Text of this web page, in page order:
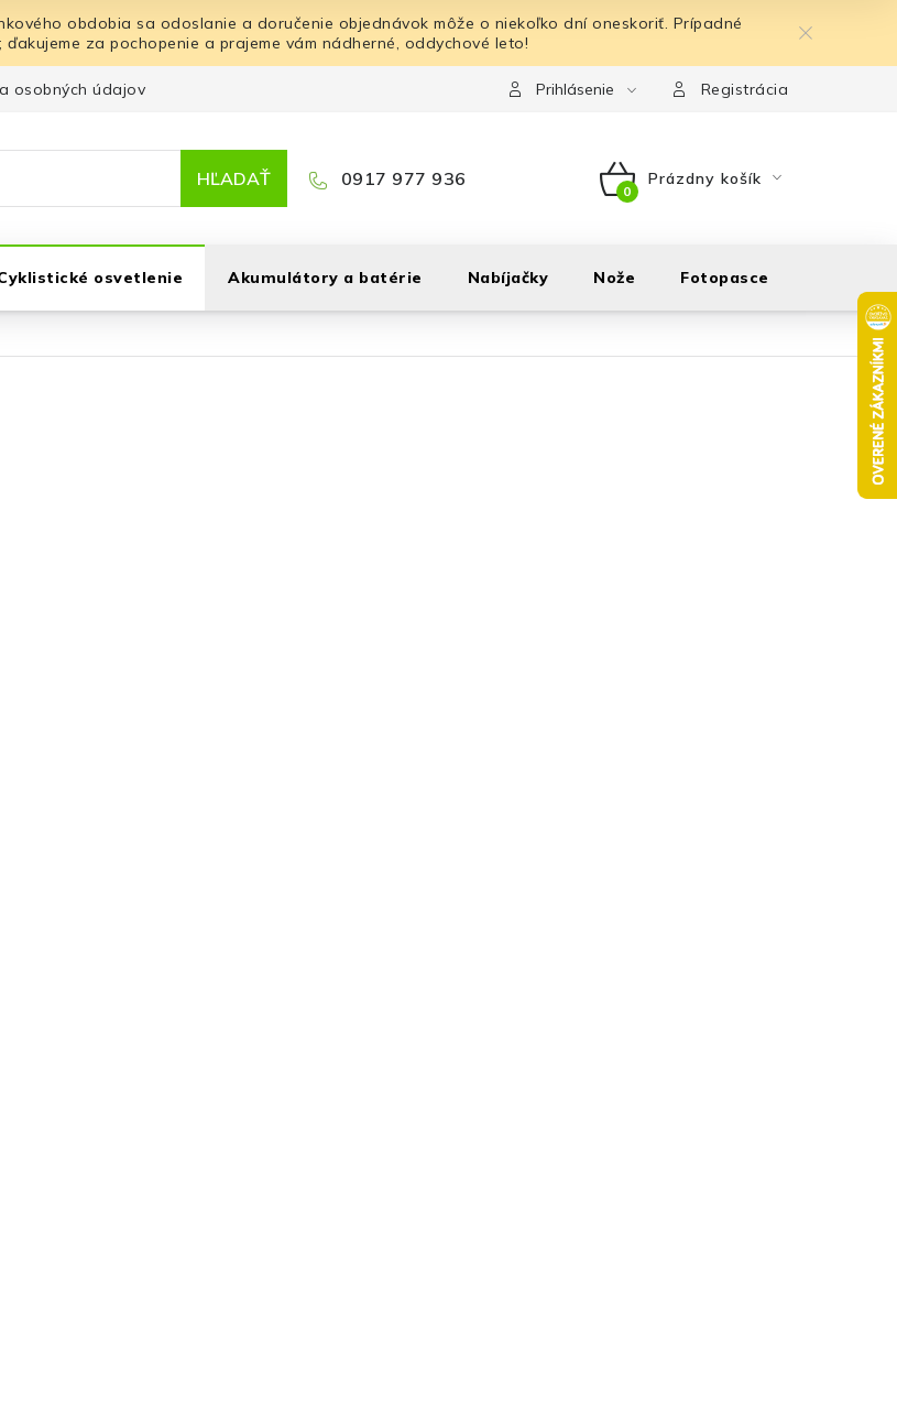
obdobia sa odoslanie a doručenie objednávok môže o niekoľko dní oneskoriť. Prípadné
za pochopenie a prajeme vám nádherné, oddychové leto!
osobných údajov Prihlásenie Registrácia
HĽADAŤ 0917 977 936
NÁKUPNÝ
Prázdny košík
osvetlenie Akumulátory a batérie Nabíjačky Nože Fotopasce